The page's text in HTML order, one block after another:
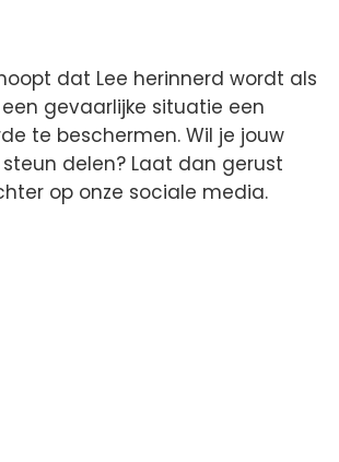
dat Lee herinnerd wordt als
gevaarlijke situatie een
te beschermen. Wil je jouw
delen? Laat dan gerust
op onze sociale media.